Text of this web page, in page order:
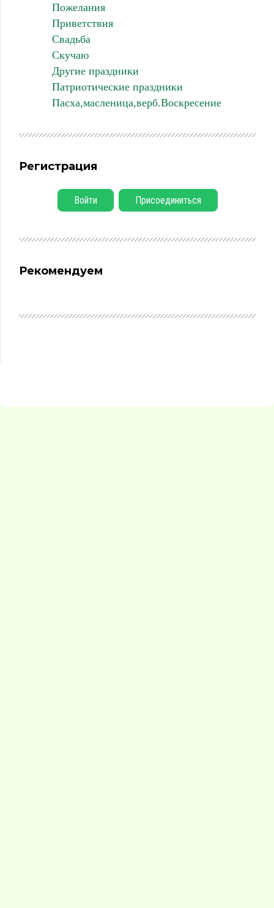
Пожелания
Приветствия
Свадьба
Скучаю
Другие праздники
Патриотические праздники
Пасха,масленица,верб.Воскресение
Регистрация
Войти Присоединиться
Рекомендуем